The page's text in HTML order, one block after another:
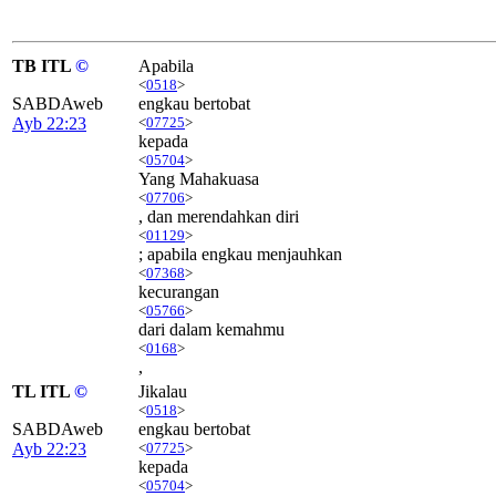
TB ITL ©
SABDAweb
Ayb 22:23
Apabila
<0518>
engkau bertobat
<07725>
kepada
<05704>
Yang Mahakuasa
<07706>
, dan merendahkan diri
<01129>
; apabila engkau menjauhkan
<07368>
kecurangan
<05766>
dari dalam kemahmu
<0168>
,
TL ITL ©
SABDAweb
Ayb 22:23
Jikalau
<0518>
engkau bertobat
<07725>
kepada
<05704>